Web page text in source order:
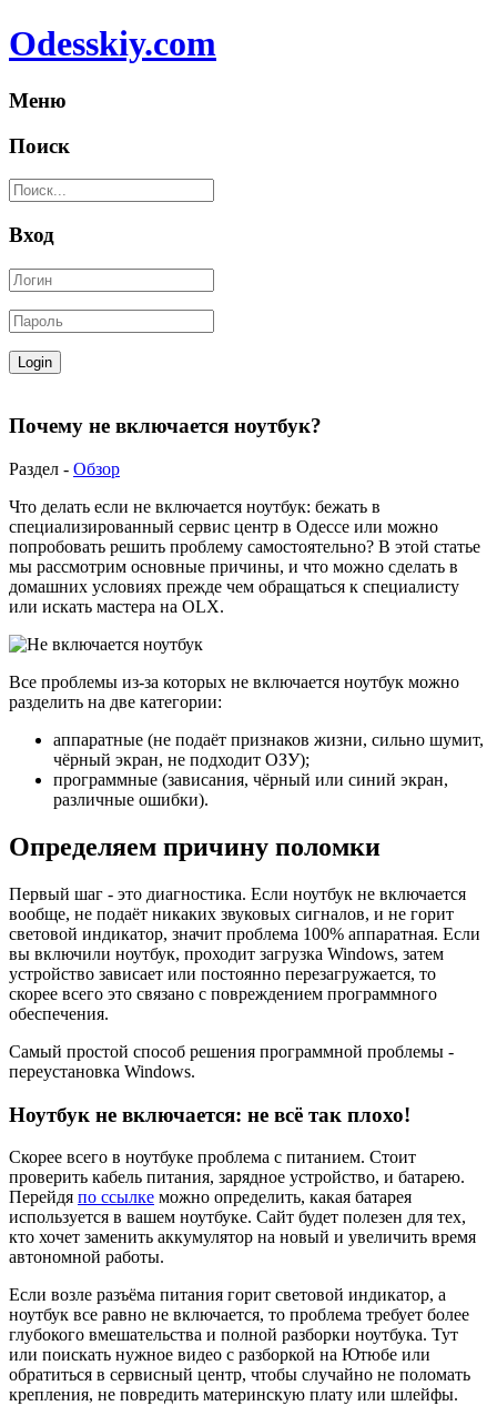
Odesskiy.com
Меню
Поиск
Вход
Почему не включается ноутбук?
Раздел - Обзор
Что делать если не включается ноутбук: бежать в
специализированный сервис центр в Одессе или можно
попробовать решить проблему самостоятельно? В этой статье
мы рассмотрим основные причины, и что можно сделать в
домашних условиях прежде чем обращаться к специалисту
или искать мастера на OLX.
Все проблемы из-за которых не включается ноутбук можно
разделить на две категории:
аппаратные (не подаёт признаков жизни, сильно шумит,
чёрный экран, не подходит ОЗУ);
программные (зависания, чёрный или синий экран,
различные ошибки).
Определяем причину поломки
Первый шаг - это диагностика. Если ноутбук не включается
вообще, не подаёт никаких звуковых сигналов, и не горит
световой индикатор, значит проблема 100% аппаратная. Если
вы включили ноутбук, проходит загрузка Windows, затем
устройство зависает или постоянно перезагружается, то
скорее всего это связано с повреждением программного
обеспечения.
Самый простой способ решения программной проблемы -
переустановка Windows.
Ноутбук не включается: не всё так плохо!
Скорее всего в ноутбуке проблема с питанием. Стоит
проверить кабель питания, зарядное устройство, и батарею.
Перейдя по ссылке можно определить, какая батарея
используется в вашем ноутбуке. Сайт будет полезен для тех,
кто хочет заменить аккумулятор на новый и увеличить время
автономной работы.
Если возле разъёма питания горит световой индикатор, а
ноутбук все равно не включается, то проблема требует более
глубокого вмешательства и полной разборки ноутбука. Тут
или поискать нужное видео с разборкой на Ютюбе или
обратиться в сервисный центр, чтобы случайно не поломать
крепления, не повредить материнскую плату или шлейфы.